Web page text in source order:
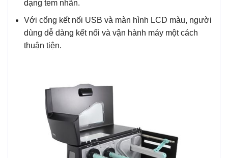
dạng tem nhãn.
Với cổng kết nối USB và màn hình LCD màu, người
dùng dễ dàng kết nối và vận hành máy một cách
thuận tiện.